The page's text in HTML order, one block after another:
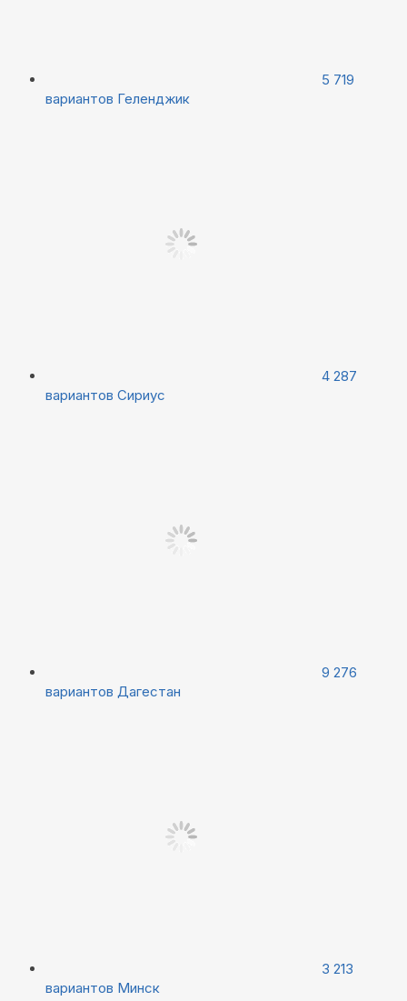
5 719
вариантов Геленджик
4 287
вариантов Сириус
9 276
вариантов Дагестан
3 213
вариантов Минск